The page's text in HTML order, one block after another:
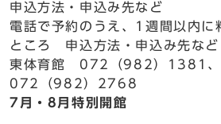
申込方法・申込み先など
電話で予約のうえ、1週間以内に
ところ 申込方法・申込み先な
東体育館 072（982）1381、
072（982）2768
7月・8月特別開館